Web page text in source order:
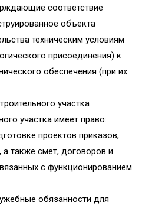
соответствие
объекта
техническим условиям
присоединения) к
обеспечения (при их
участка
участка имеет право:
проектов приказов,
а также смет, договоров и
с функционированием
обязанности для